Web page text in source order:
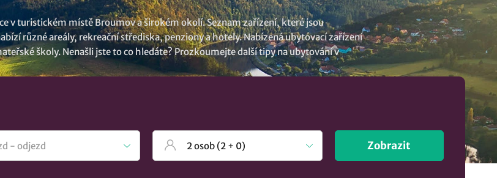
v turistickém místě Broumov a širokém okolí. Seznam zařízení, které jsou
různé areály, rekreační střediska, penziony a hotely. Nabízená ubytovací zařízení
školy. Nenašli jste to co hledáte? Prozkoumejte další tipy naubytování v
Zobrazit